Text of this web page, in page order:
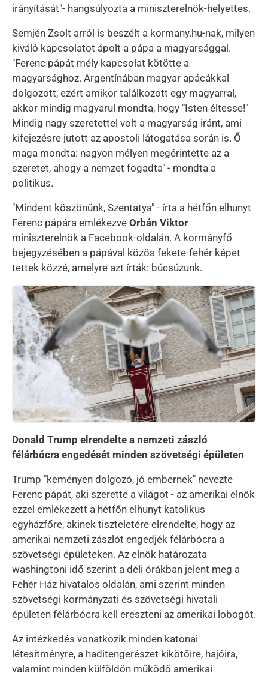
irányítását"- hangsúlyozta a miniszterelnök-helyettes.
Semjén Zsolt arról is beszélt a kormany.hu-nak, milyen
kiváló kapcsolatot ápolt a pápa a magyarsággal.
"Ferenc pápát mély kapcsolat kötötte a
magyarsághoz. Argentínában magyar apácákkal
dolgozott, ezért amikor találkozott egy magyarral,
akkor mindig magyarul mondta, hogy "Isten éltesse!"
Mindig nagy szeretettel volt a magyarság iránt, ami
kifejezésre jutott az apostoli látogatása során is. Ő
maga mondta: nagyon mélyen megérintette az a
szeretet, ahogy a nemzet fogadta" - mondta a
politikus.
"Mindent köszönünk, Szentatya" - írta a hétfőn elhunyt
Ferenc pápára emlékezve Orbán Viktor
miniszterelnök a Facebook-oldalán. A kormányfő
bejegyzésében a pápával közös fekete-fehér képet
tettek közzé, amelyre azt írták: búcsúzunk.
Kép
Donald Trump elrendelte a nemzeti zászló
félárbócra engedését minden szövetségi épületen
Trump "keményen dolgozó, jó embernek" nevezte
Ferenc pápát, aki szerette a világot - az amerikai elnök
ezzel emlékezett a hétfőn elhunyt katolikus
egyházfőre, akinek tiszteletére elrendelte, hogy az
amerikai nemzeti zászlót engedjék félárbócra a
szövetségi épületeken. Az elnök határozata
washingtoni idő szerint a déli órákban jelent meg a
Fehér Ház hivatalos oldalán, ami szerint minden
szövetségi kormányzati és szövetségi hivatali
épületen félárbócra kell ereszteni az amerikai lobogót.
Az intézkedés vonatkozik minden katonai
létesítményre, a haditengerészet kikötőire, hajóira,
valamint minden külföldön működő amerikai